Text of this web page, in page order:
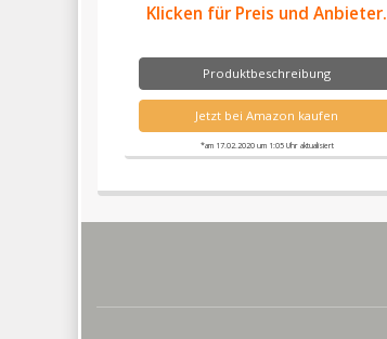
Klicken für Preis und Anbieter.
Produktbeschreibung
Jetzt bei Amazon kaufen
*am 17.02.2020 um 1:05 Uhr aktualisiert